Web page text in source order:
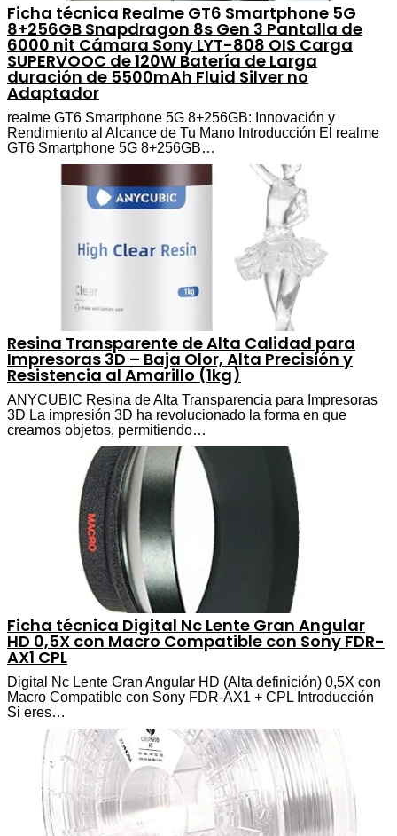
Ficha técnica Realme GT6 Smartphone 5G
8+256GB Snapdragon 8s Gen 3 Pantalla de
6000 nit Cámara Sony LYT-808 OIS Carga
SUPERVOOC de 120W Batería de Larga
duración de 5500mAh Fluid Silver no
Adaptador
realme GT6 Smartphone 5G 8+256GB: Innovación y
Rendimiento al Alcance de Tu Mano Introducción El realme
GT6 Smartphone 5G 8+256GB…
Resina Transparente de Alta Calidad para
Impresoras 3D – Baja Olor, Alta Precisión y
Resistencia al Amarillo (1kg)
ANYCUBIC Resina de Alta Transparencia para Impresoras
3D La impresión 3D ha revolucionado la forma en que
creamos objetos, permitiendo…
Ficha técnica Digital Nc Lente Gran Angular
HD 0,5X con Macro Compatible con Sony FDR-
AX1 CPL
Digital Nc Lente Gran Angular HD (Alta definición) 0,5X con
Macro Compatible con Sony FDR-AX1 + CPL Introducción
Si eres…